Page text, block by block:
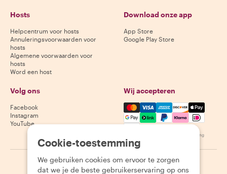
Hosts
Helpcentrum voor hosts
Annuleringsvoorwaarden voor
hosts
Algemene voorwaarden voor
hosts
Word een host
Download onze app
App Store
Google Play Store
Volg ons
Facebook
Instagram
YouTube
Wij accepteren
Mastercard, Visa, Amex,
Beschikbaarheid varieert per bestemming
2026 Withlocals.com Privacybeleid Cookies
Cookie-toestemming
We gebruiken cookies om ervoor te zorgen
dat we je de beste gebruikerservaring op ons